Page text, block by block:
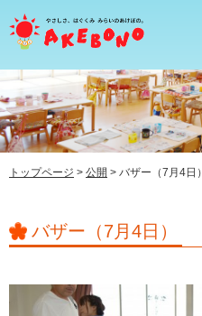
当園について
在園児のみなさまへ
入園前のみなさまへ
トップページ > 公開 > バザー（7月4日）
バザー（7月4日）